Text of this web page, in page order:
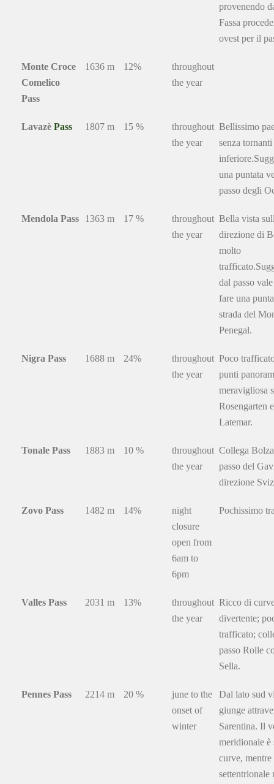
provenendo
Fassa
ovest per il
Monte Croce
Comelico
Pass
1636 m 12%
throughout
the year
LavazèPass 1807 m 15 %
throughout
the year
Bellissimo
senza
una puntata
passo degli
Mendola Pass 1363 m 17 %
throughout
the year
Bella vista
direzione di
molto
dal passo
fare una
strada del
Penegal.
Nigra Pass 1688 m 24%
throughout
the year
Poco
punti
meravigliosa
Rosengarten
Latemar.
Tonale Pass 1883 m 10 %
throughout
the year
Collega
passo del
direzione
Zovo Pass 1482 m 14%
night
closure
open from
6am to
6pm
Pochissimo
Valles Pass 2031 m 13%
throughout
the year
Ricco di
divertente;
trafficato;
passo Rolle
Sella.
Pennes Pass 2214 m 20 %
june to the
onset of
winter
Dal lato sud
giunge
Sarentina. Il
meridionale è
curve,
settentrionale